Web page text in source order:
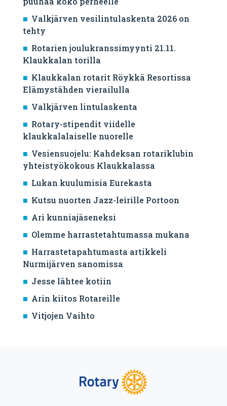
Valkjärven vesilintulaskenta 2026 on
tehty
Rotarien joulukranssimyynti 21.11.
Klaukkalan torilla
Klaukkalan rotarit Röykkä Resortissa
Elämystähden vierailulla
Valkjärven lintulaskenta
Rotary-stipendit viidelle
klaukkalalaiselle nuorelle
Vesiensuojelu: Kahdeksan rotariklubin
yhteistyökokous Klaukkalassa
Lukan kuulumisia Eurekasta
Kutsu nuorten Jazz-leirille Portoon
Ari kunniajäseneksi
Olemme harrastetahtumassa mukana
Harrastetapahtumasta artikkeli
Nurmijärven sanomissa
Jesse lähtee kotiin
Arin kiitos Rotareille
Vitjojen Vaihto